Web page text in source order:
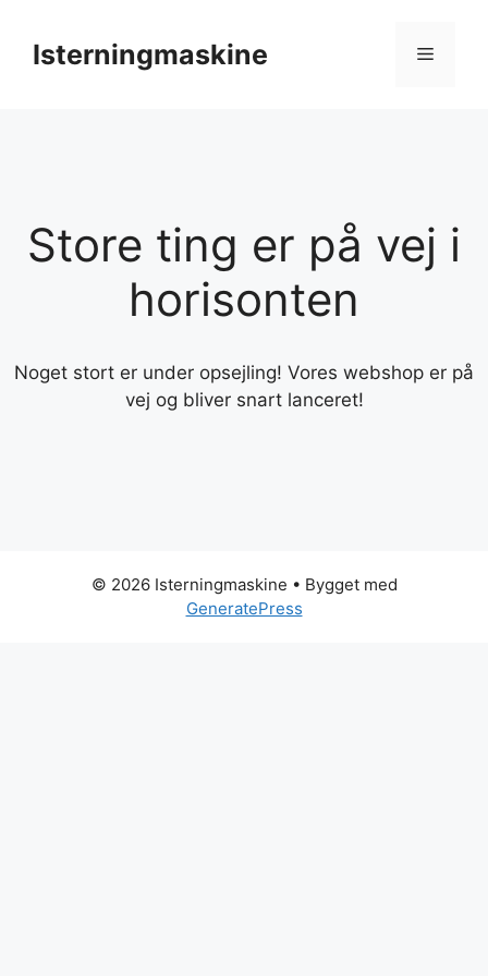
indholdIsterningmaskine Menu
Store ting er på vej i
horisonten
Noget stort er under opsejling! Vores webshop er på
vej og bliver snart lanceret!
© 2026 Isterningmaskine • Bygget med
GeneratePress